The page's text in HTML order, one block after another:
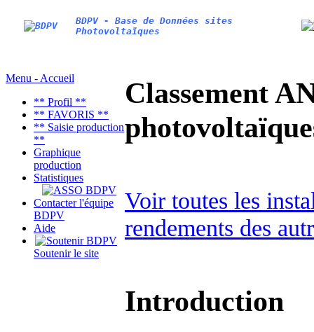
BDPV - Base de Données sites
Photovoltaïques
Menu - Accueil
** Profil **
** FAVORIS **
** Saisie production
**
Graphique
production
Statistiques
Contacter l'équipe
BDPV
Aide
Soutenir le site
Classement
Voir toutes les
rendements des
Introduction